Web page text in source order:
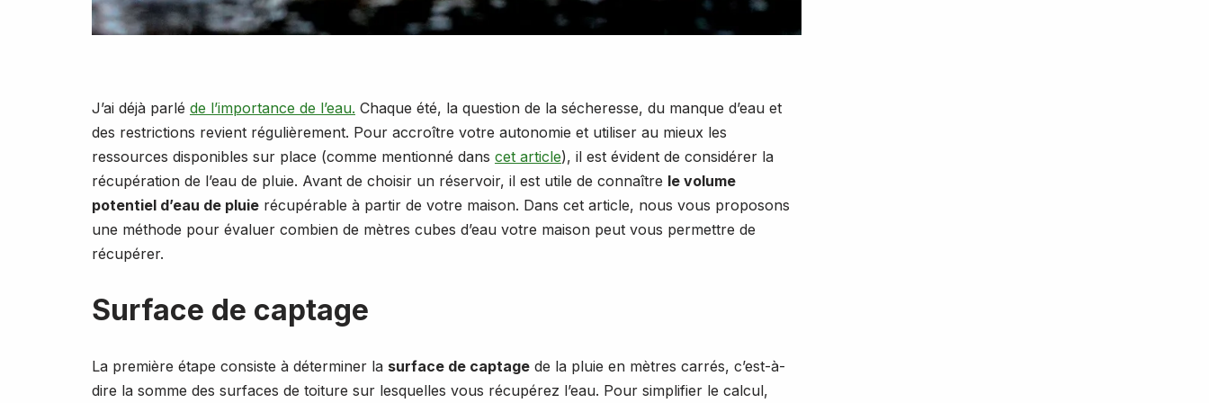
J’ai déjà parlé de l’importance de l’eau. Chaque été, la question de la sécheresse, du manque d’eau et
des restrictions revient régulièrement. Pour accroître votre autonomie et utiliser au mieux les
ressources disponibles sur place (comme mentionné dans cet article), il est évident de considérer la
récupération de l’eau de pluie. Avant de choisir un réservoir, il est utile de connaître le volume
potentiel d’eau de pluie récupérable à partir de votre maison. Dans cet article, nous vous proposons
une méthode pour évaluer combien de mètres cubes d’eau votre maison peut vous permettre de
récupérer.
Surface de captage
La première étape consiste à déterminer la surface de captage de la pluie en mètres carrés, c’est-à-
dire la somme des surfaces de toiture sur lesquelles vous récupérez l’eau. Pour simplifier le calcul,